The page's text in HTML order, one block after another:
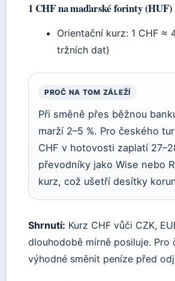
1 CHF na maďarské forinty (HUF)
Orientační kurz: 1 CHF ≈
tržních dat)
PROČ NA TOM ZÁLEŽÍ
Při směně přes běžnou
marží 2–5 %. Pro českého
CHF v hotovosti zaplatí
převodníky jako Wise nebo
kurz, což ušetří desítky
Shrnutí: Kurz CHF vůči CZK,
dlouhodobě mírně posiluje.
výhodné směnit peníze před